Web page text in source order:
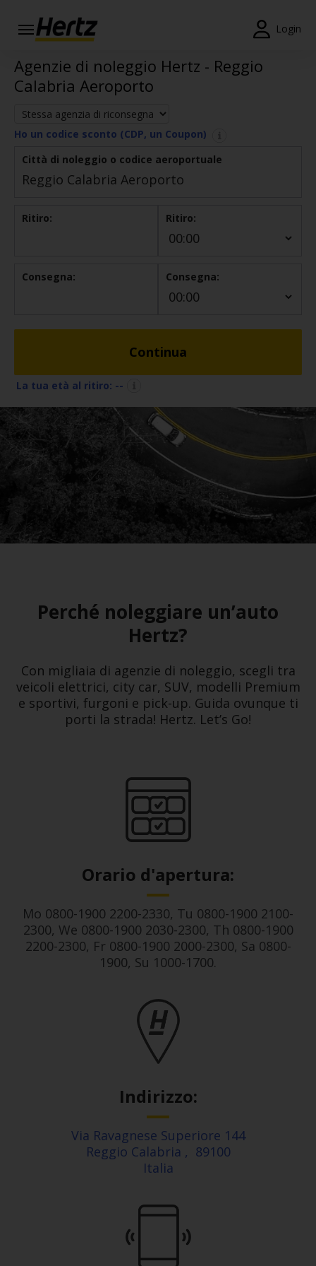
Login
Menu
Prenotazioni
Modifica/Cancella
Agenzie
Offerte
Gratis
Business
Flotta
Usato
Prodotti
/
Service
Agenzie di noleggio Hertz - Reggio
Calabria Aeroporto
Ho un codice sconto (CDP, un Coupon)
Città di noleggio o codice aeroportuale
Ritiro: Ritiro:
Consegna: Consegna:
Continua
La tua età al ritiro: --
Perché noleggiare un’auto
Hertz?
Con migliaia di agenzie di noleggio, scegli tra
veicoli elettrici, city car, SUV, modelli Premium
e sportivi, furgoni e pick-up. Guida ovunque ti
porti la strada! Hertz. Let’s Go!
Orario d'apertura:
Mo 0800-1900 2200-2330, Tu 0800-1900 2100-
2300, We 0800-1900 2030-2300, Th 0800-1900
2200-2300, Fr 0800-1900 2000-2300, Sa 0800-
1900, Su 1000-1700.
Indirizzo:
Via Ravagnese Superiore 144
Reggio Calabria , 89100
Italia